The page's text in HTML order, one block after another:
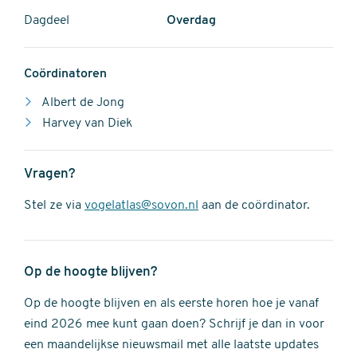
Dagdeel Overdag
Coördinatoren
Albert de Jong
Harvey van Diek
Vragen?
Stel ze via vogelatlas@sovon.nl aan de coördinator.
Op de hoogte blijven?
Op de hoogte blijven en als eerste horen hoe je vanaf
eind 2026 mee kunt gaan doen? Schrijf je dan in voor
een maandelijkse nieuwsmail met alle laatste updates